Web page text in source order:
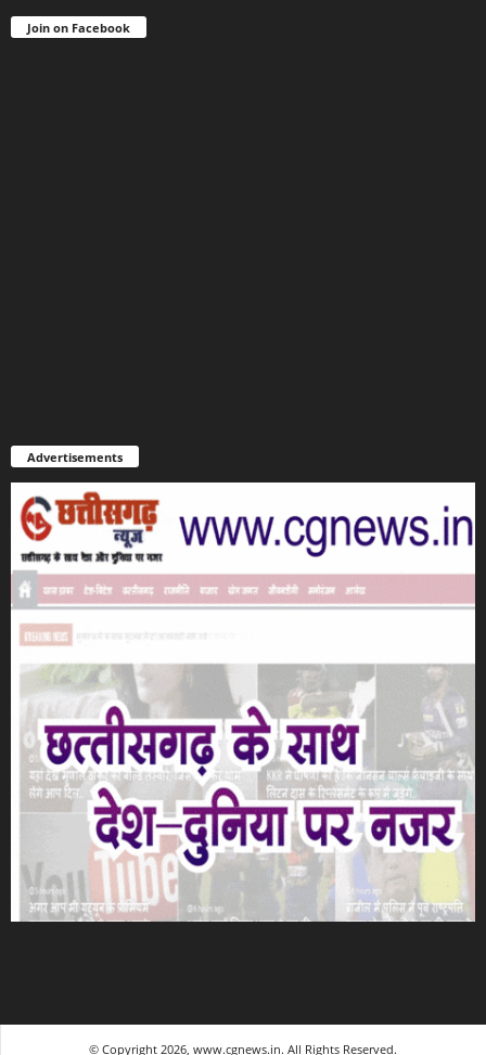
Join on Facebook
Advertisements
© Copyright 2026, www.cgnews.in. All Rights Reserved.